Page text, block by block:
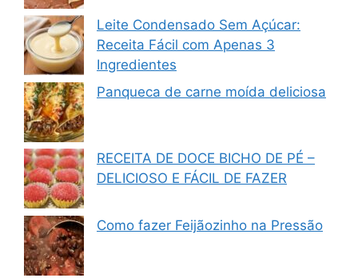
Leite Condensado Sem Açúcar:
Receita Fácil com Apenas 3
Ingredientes
Panqueca de carne moída deliciosa
RECEITA DE DOCE BICHO DE PÉ –
DELICIOSO E FÁCIL DE FAZER
Como fazer Feijãozinho na Pressão